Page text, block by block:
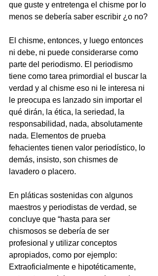
que guste y entretenga el chisme por lo
menos se debería saber escribir ¿o no?
El chisme, entonces, y luego entonces
ni debe, ni puede considerarse como
parte del periodismo. El periodismo
tiene como tarea primordial el buscar la
verdad y al chisme eso ni le interesa ni
le preocupa es lanzado sin importar el
qué dirán, la ética, la seriedad, la
responsabilidad, nada, absolutamente
nada. Elementos de prueba
fehacientes tienen valor periodístico, lo
demás, insisto, son chismes de
lavadero o placero.
En pláticas sostenidas con algunos
maestros y periodistas de verdad, se
concluye que “hasta para ser
chismosos se debería de ser
profesional y utilizar conceptos
apropiados, como por ejemplo:
Extraoficialmente e hipotéticamente,